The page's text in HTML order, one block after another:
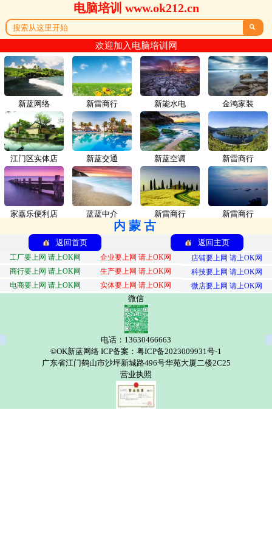
电脑培训 www.ok212.cn

欢迎加入电脑培训网
新蓝网络 新雷商行
江门区实体店 新蓝交通
家嘉乐便利店 蓝蓝中介
新能水电 金鸿家装
新蓝空调 新雷商行
新雷商行 新雷商行
内蒙古
返回首页 返回主页
工厂要上网 请上OK网 企业要上网 请上OK网
店铺要上网 请上OK网
商行要上网 请上OK网
生产要上网 请上OK网
科技要上网 请上OK网
电商要上网 请上OK网
实体要上网 请上OK网 微店要上网 请上OK网
微信
电话：13630466663
©OK新蓝网络 ICP备案：粤ICP备2023009931号-1
广东省江门鹤山市沙坪新城路496号华苑大厦二楼2C25
营业执照